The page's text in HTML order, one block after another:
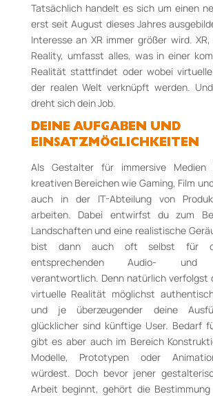
Tatsächlich handelt es sich um einen
erst seit August dieses Jahres
Interesse an XR immer größer wird.
Reality, umfasst alles, was in einer
Realität stattfindet oder wobei
der realen Welt verknüpft werden.
dreht sich dein Job.
DEINE AUFGABEN UND
EINSATZMÖGLICHKEITEN
Als Gestalter für immersive
kreativen Bereichen wie Gaming, Film
auch in der IT-Abteilung von
arbeiten. Dabei entwirfst du zum
Landschaften und eine realistische
bist dann auch oft selbst für
entsprechenden Audio- und
verantwortlich. Denn natürlich verfolgst
virtuelle Realität möglichst
und je überzeugender deine
glücklicher sind künftige User. Bedarf
gibt es aber auch im Bereich
Modelle, Prototypen oder
würdest. Doch bevor jener
Arbeit beginnt, gehört die